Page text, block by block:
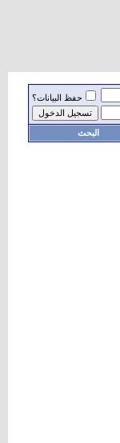
حفظ البيانات؟
البحث